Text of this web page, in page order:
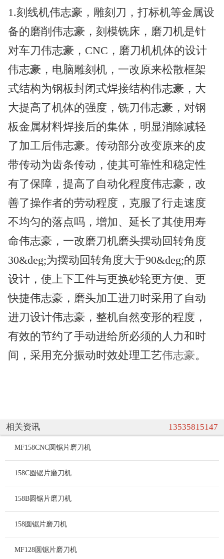
1.刻线机伟志豪，雕刻刀，打标机等金属设
备的磨削伟志豪，刻模铣床，磨刀机是针
对车刀伟志豪，CNC，磨刀机机体的设计
伟志豪，电脑雕刻机，一改原来松散框架
式结构为钢板封闭式焊接结构伟志豪，大
大提高了机体的强度，铣刀伟志豪，对钢
板金属材料焊接后的集体，明显消除减轻
了加工后伟志豪。传动部分改变原来的皮
带传动为齿条传动，使其可靠性和稳定性
有了保障，提高了自动化程度伟志豪，改
善了操作者的劳动程度，克服了行走速度
不均匀的落点吗，增加、延长了其使用寿
命伟志豪，一改磨刀机磨头摆动回转角度
30&deg;为摆动回转角度大于90&deg;的原
设计，使上下工件与更换砂轮更方便、更
快捷伟志豪，磨头加工进刀时采用了自动
进刀设计伟志豪，整机自然变形的程度，
有效的节约了手动进给所必须的人力和时
间，采用充分振动时效处理工艺伟志豪。
相关资讯 13535815147
MF158CNC圆锯片磨刀机
158C圆锯片磨刀机
158B圆锯片磨刀机
158圆锯片磨刀机
MF128圆锯片磨刀机